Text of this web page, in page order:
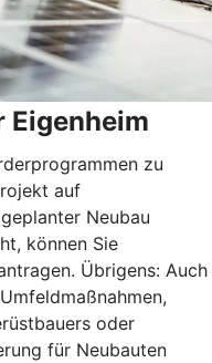
Eigenheim
zu
auf
Neubau
können Sie
Übrigens: Auch
oder
für Neubauten